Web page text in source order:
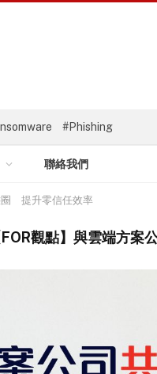
#Phishing
聯絡我們
圈 提升零信任效率
FOR觀點】與雲端方